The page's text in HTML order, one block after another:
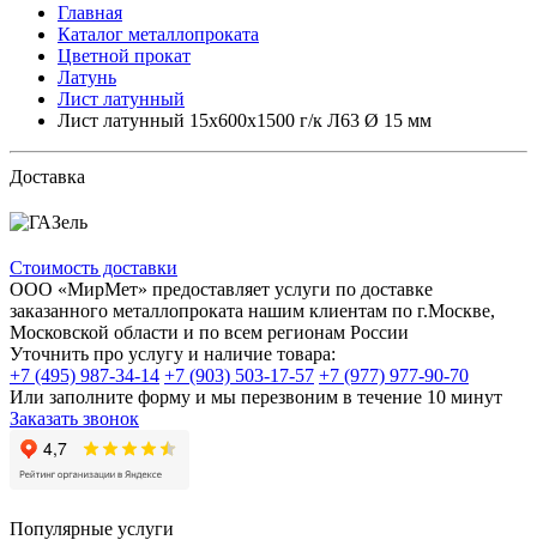
Главная
Каталог металлопроката
Цветной прокат
Латунь
Лист латунный
Лист латунный 15x600x1500 г/к Л63 Ø 15 мм
Доставка
Стоимость доставки
ООО «МирМет» предоставляет услуги по доставке
заказанного металлопроката нашим клиентам по г.Москве,
Московской области и по всем регионам России
Уточнить про услугу и наличие товара:
+7 (495) 987-34-14 +7 (903) 503-17-57 +7 (977) 977-90-70
Или заполните форму и мы перезвоним в течение 10 минут
Заказать звонок
Популярные услуги